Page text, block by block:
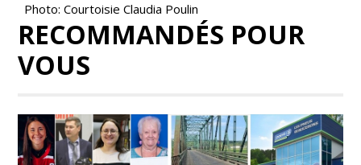
Photo: Courtoisie Claudia Poulin
RECOMMANDÉS POUR
VOUS